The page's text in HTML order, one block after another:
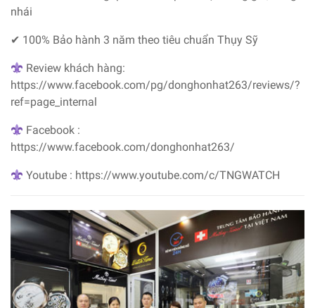
nhái
✔ 100% Bảo hành 3 năm theo tiêu chuẩn Thụy Sỹ
Review khách hàng:
https://www.facebook.com/pg/donghonhat263/reviews/?
ref=page_internal
Facebook :
https://www.facebook.com/donghonhat263/
Youtube : https://www.youtube.com/c/TNGWATCH